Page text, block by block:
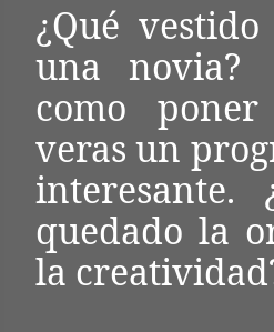
¿Qué
una
como
veras un
interesante.
quedado la
la